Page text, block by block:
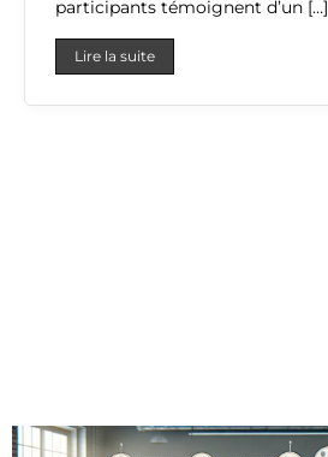
participants témoignent d’un […]
Lire la suite